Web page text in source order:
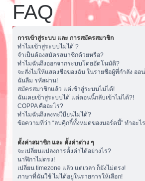
FAQ
การเข้าสู่ระบบ และ การสมัครสมาชิก
ทำไมเข้าสู่ระบบไม่ได้ ?
จำเป็นต้องสมัครสมาชิกด้วยหรือ?
ทำไมฉันถึงออกจากระบบโดยอัตโนมัติ?
จะสั่งไม่ให้แสดงชื่อของฉัน ในรายชื่อผู้ที่กำลัง ออ
ฉันลืม รหัสผ่าน!
สมัครสมาชิกแล้ว แต่เข้าสู่ระบบไม่ได้!
ฉันเคยเข้าสู่ระบบได้ แต่ตอนนี้กลับเข้าไม่ได้?!
COPPA คืออะไร?
ทำไมฉันถึงลงทะเีบียนไม่ได้?
ข้อความที่ว่า “ลบคุีกกี้ทั้งหมดของบอร์ดนี้” ทำอะไ
ตั้งค่าสมาชิก และ ตั้งค่าต่าง ๆ
จะเปลี่ยนแปลงการตั้งค่าได้อย่างไร?
นาฬิกาไม่ตรง!
เปลี่ยน timezone แล้ว แต่เวลา ก็ยังไม่ตรง!
ภาษาที่ฉันใช้ ไม่ได้อยู่ในรายการให้เลือก!